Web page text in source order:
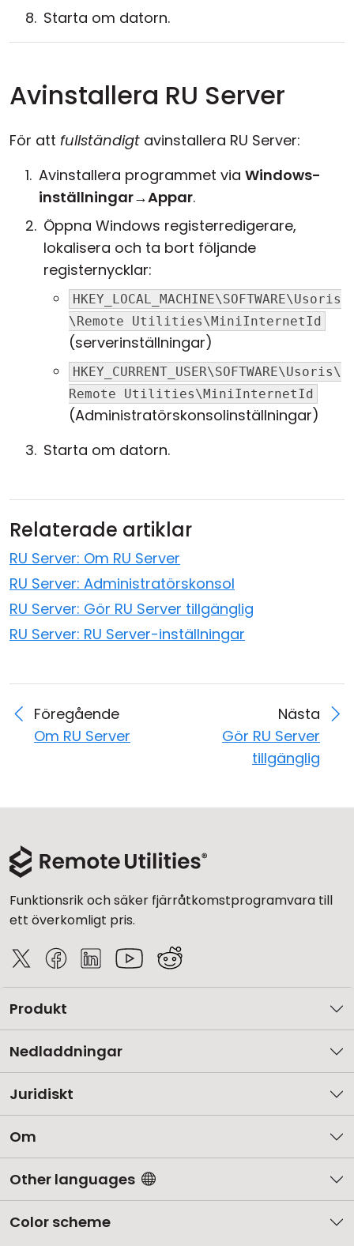
Starta om datorn.
Avinstallera RU Server
För att fullständigt avinstallera RU Server:
Avinstallera programmet via Windows-
inställningar→Appar.
Öppna Windows registerredigerare,
lokalisera och ta bort följande
registernycklar:
HKEY_LOCAL_MACHINE\SOFTWARE\Usoris
\Remote Utilities\MiniInternetId
(serverinställningar)
HKEY_CURRENT_USER\SOFTWARE\Usoris\
Remote Utilities\MiniInternetId
(Administratörskonsolinställningar)
Starta om datorn.
Relaterade artiklar
RU Server: Om RU Server
RU Server: Administratörskonsol
RU Server: Gör RU Server tillgänglig
RU Server: RU Server-inställningar
Föregående
Om RU Server
Nästa
Gör RU Server
tillgänglig
Funktionsrik och säker fjärråtkomstprogramvara till
ett överkomligt pris.
Produkt
Nedladdningar
Juridiskt
Om
Other languages
Color scheme